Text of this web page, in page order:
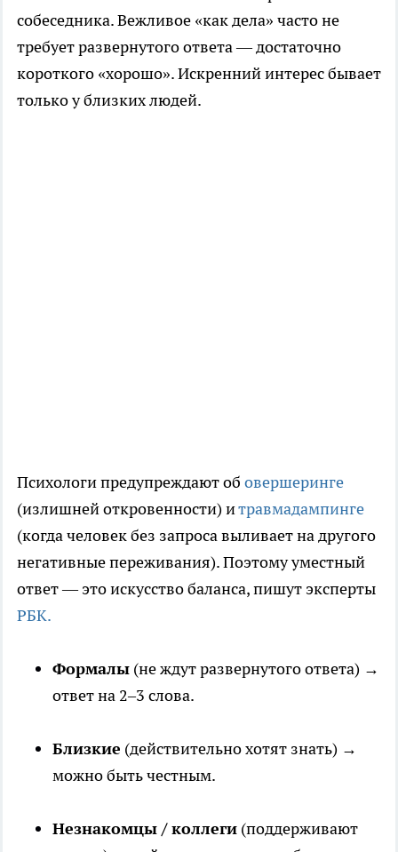
собеседника. Вежливое «как дела» часто не
требует развернутого ответа — достаточно
короткого «хорошо». Искренний интерес бывает
только у близких людей.
Психологи предупреждают об овершеринге
(излишней откровенности) итравмадампинге
(когда человек без запроса выливает на другого
негативные переживания). Поэтому уместный
ответ — это искусство баланса, пишут эксперты
РБК.
Формалы (не ждут развернутого ответа) →
ответ на 2–3 слова.
Близкие (действительно хотят знать) →
можно быть честным.
Незнакомцы / коллеги (поддерживают